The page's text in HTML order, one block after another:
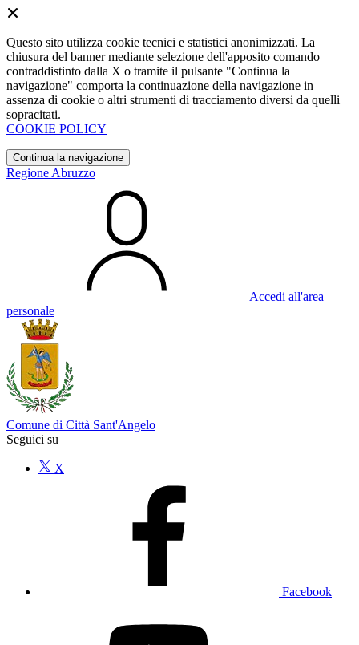
Questo sito utilizza cookie tecnici e statistici anonimizzati. La
chiusura del banner mediante selezione dell'apposito comando
contraddistinto dalla X o tramite il pulsante "Continua la
navigazione" comporta la continuazione della navigazione in
assenza di cookie o altri strumenti di tracciamento diversi da quelli
sopracitati.
COOKIE POLICY
Continua la navigazione
Regione Abruzzo
Accedi all'area
personale
Comune di Città Sant'Angelo
Seguici su
X
Facebook